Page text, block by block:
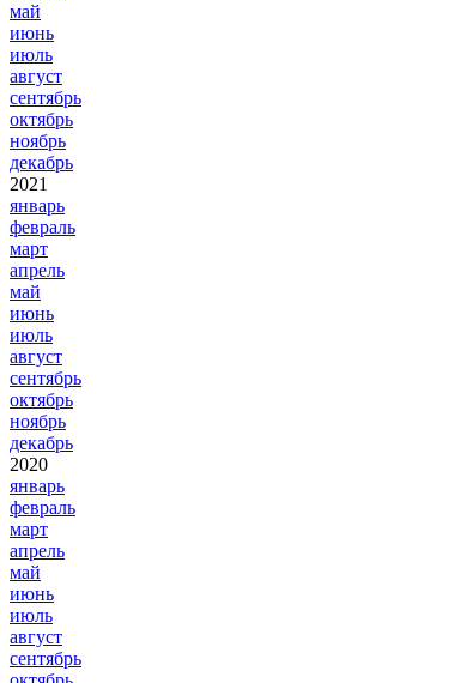
май
июнь
июль
август
сентябрь
октябрь
ноябрь
декабрь
2021
январь
февраль
март
апрель
май
июнь
июль
август
сентябрь
октябрь
ноябрь
декабрь
2020
январь
февраль
март
апрель
май
июнь
июль
август
сентябрь